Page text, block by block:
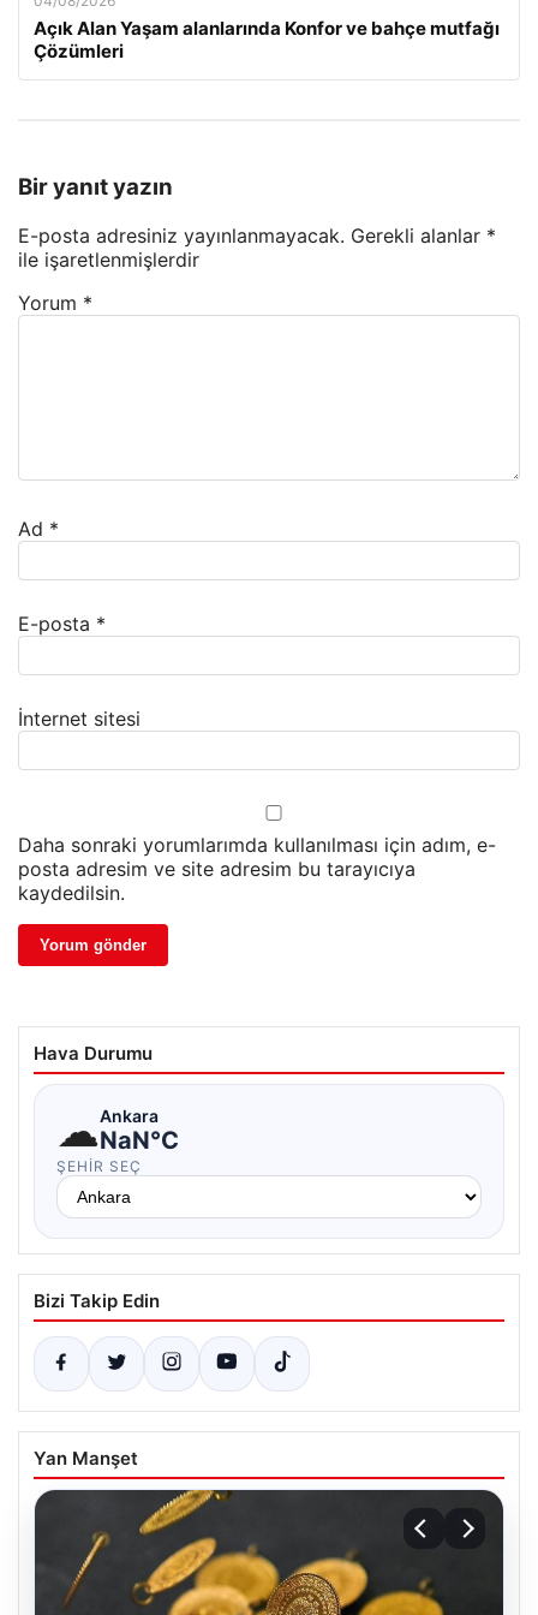
Açık Alan Yaşam alanlarında Konfor ve bahçe mutfağı
Çözümleri
Bir yanıt yazın
E-posta adresiniz yayınlanmayacak. Gerekli alanlar *
ile işaretlenmişlerdir
Yorum *
Ad *
E-posta *
İnternet sitesi
Daha sonraki yorumlarımda kullanılması için adım, e-
posta adresim ve site adresim bu tarayıcıya
kaydedilsin.
Hava Durumu
☁Ankara
NaN°C
ŞEHIR SEÇ
Bizi Takip Edin
Yan Manşet